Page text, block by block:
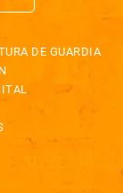
DE GUARDIA